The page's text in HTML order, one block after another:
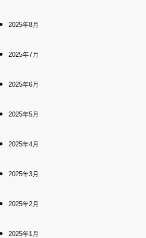
2025年8月
2025年7月
2025年6月
2025年5月
2025年4月
2025年3月
2025年2月
2025年1月